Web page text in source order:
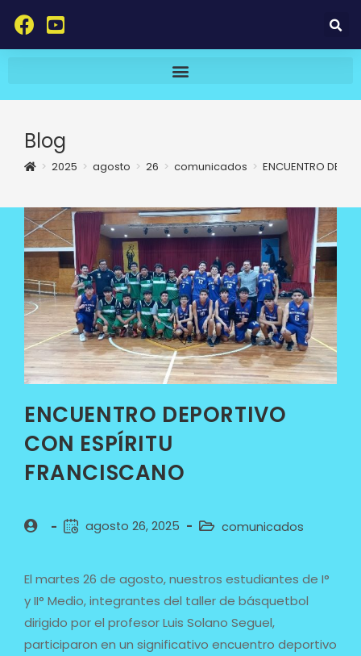
Blog
> 2025 > agosto > 26 > comunicados > ENCUENTRO
ENCUENTRO DEPORTIVO
CON ESPÍRITU
FRANCISCANO
agosto 26, 2025 comunicados
El martes 26 de agosto, nuestros estudiantes de I°
y II° Medio, integrantes del taller de básquetbol
dirigido por el profesor Luis Solano Seguel,
participaron en un significativo encuentro deportivo